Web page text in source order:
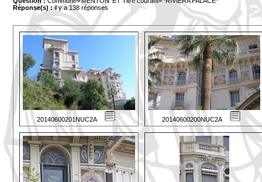
Réponse(s) :il y a 138 réponses
20140600201NUC2A 20140600200NUC2A